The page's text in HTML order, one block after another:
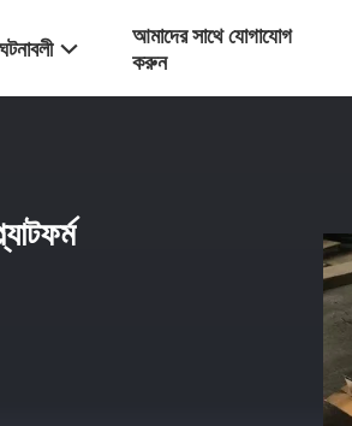
ঘটনাবলী
আমাদের সাথে যোগাযোগ
করুন